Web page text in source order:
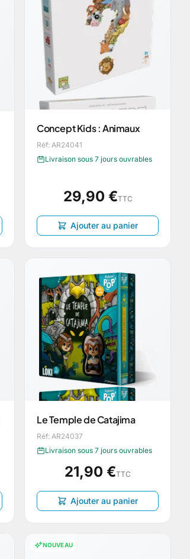
Concept Kids : Animaux
Réf: AR24041
Livraison sous 7 jours ouvrables
29,90 €TTC
Ajouter au panier
Le Temple de Catajima
Réf: AR24037
Livraison sous 7 jours ouvrables
21,90 €TTC
Ajouter au panier
NOUVEAU